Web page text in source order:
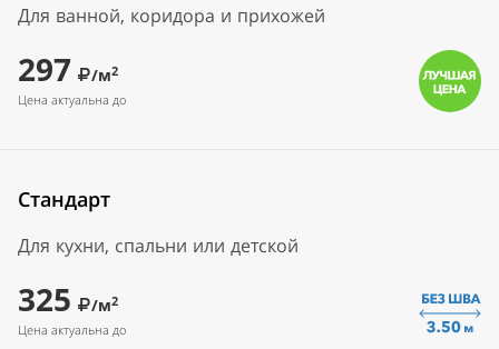
Для ванной, коридора и прихожей
297 /м2
Цена актуальна до
Стандарт
Для кухни, спальни или детской
325 /м2
Цена актуальна до